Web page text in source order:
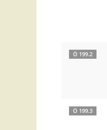
Ö 199.2
Ö 199.3